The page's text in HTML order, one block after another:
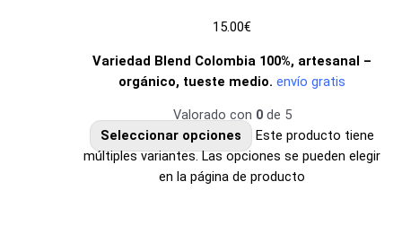
15.00€
Variedad Blend Colombia 100%, artesanal –
orgánico, tueste medio. envío gratis
Valorado con 0de 5
Seleccionar opciones
Este producto tiene
múltiples variantes. Las opciones se pueden elegir
en la página de producto